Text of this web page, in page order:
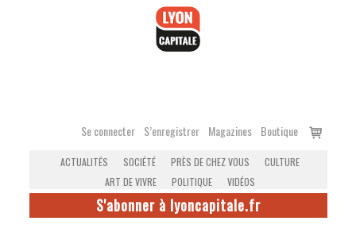
Se connecter S’enregistrer Magazines Boutique
Voir
ACTUALITÉS SOCIÉTÉ PRÈS DE CHEZ VOUS
CULTURE
ART DE VIVRE
POLITIQUE VIDÉOS
S'abonner à lyoncapitale.fr